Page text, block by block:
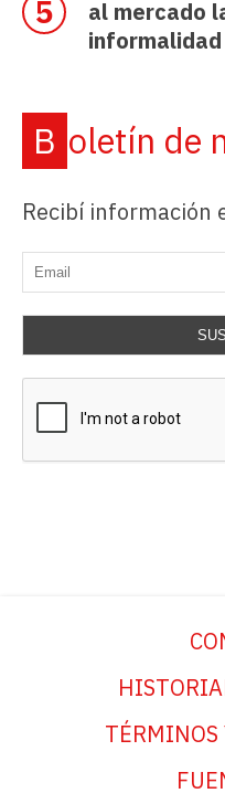
al mercado
informalidad
Boletín de
Recibí información
TÉRMINOS